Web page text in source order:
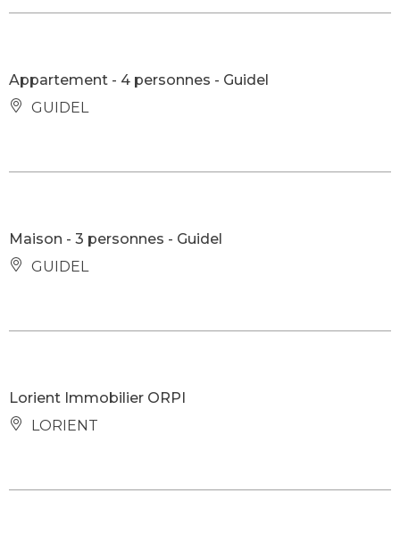
Appartement - 4 personnes - Guidel
GUIDEL
Maison - 3 personnes - Guidel
GUIDEL
Lorient Immobilier ORPI
LORIENT